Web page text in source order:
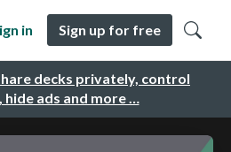
decks privately, control
hide ads and more …
in Sign up for free